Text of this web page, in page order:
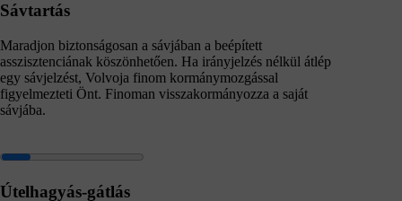
Sávtartás
Maradjon biztonságosan a sávjában a beépített
asszisztenciának köszönhetően. Ha irányjelzés nélkül átlép
egy sávjelzést, Volvoja finom kormánymozgással
figyelmezteti Önt. Finoman visszakormányozza a saját
sávjába.
Útelhagyás-gátlás